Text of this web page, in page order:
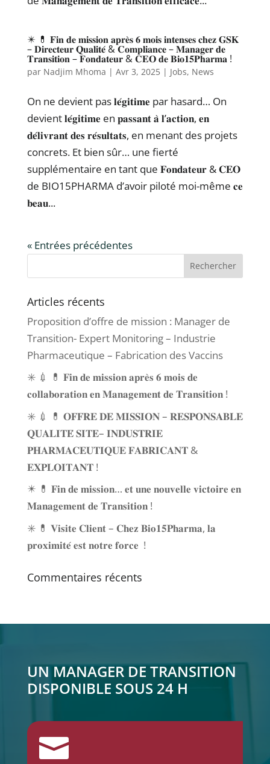
✴️ 💊 𝐅𝐢𝐧 𝐝𝐞 𝐦𝐢𝐬𝐬𝐢𝐨𝐧 𝐚𝐩𝐫𝐞̀𝐬 𝟔 𝐦𝐨𝐢𝐬 𝐢𝐧𝐭𝐞𝐧𝐬𝐞𝐬 𝐜𝐡𝐞𝐳 𝐆𝐒𝐊
– 𝐃𝐢𝐫𝐞𝐜𝐭𝐞𝐮𝐫 𝐐𝐮𝐚𝐥𝐢𝐭𝐞́ & 𝐂𝐨𝐦𝐩𝐥𝐢𝐚𝐧𝐜𝐞 – 𝐌𝐚𝐧𝐚𝐠𝐞𝐫 𝐝𝐞
𝐓𝐫𝐚𝐧𝐬𝐢𝐭𝐢𝐨𝐧 – 𝐅𝐨𝐧𝐝𝐚𝐭𝐞𝐮𝐫 & 𝐂𝐄𝐎 𝐝𝐞 𝐁𝐢𝐨𝟏𝟓𝐏𝐡𝐚𝐫𝐦𝐚 !
par Nadjim Mhoma | Avr 3, 2025| Jobs, News
On ne devient pas 𝐥𝐞́𝐠𝐢𝐭𝐢𝐦𝐞 par hasard… On
devient 𝐥𝐞́𝐠𝐢𝐭𝐢𝐦𝐞 en 𝐩𝐚𝐬𝐬𝐚𝐧𝐭 𝐚̀ 𝐥’𝐚𝐜𝐭𝐢𝐨𝐧, 𝐞𝐧
𝐝𝐞́𝐥𝐢𝐯𝐫𝐚𝐧𝐭 𝐝𝐞𝐬 𝐫𝐞́𝐬𝐮𝐥𝐭𝐚𝐭𝐬, en menant des projets
concrets. Et bien sûr… une fierté
supplémentaire en tant que 𝐅𝐨𝐧𝐝𝐚𝐭𝐞𝐮𝐫 & 𝐂𝐄𝐎
de BIO15PHARMA d’avoir piloté moi-même 𝐜𝐞
𝐛𝐞𝐚𝐮...
« Entrées précédentes
Articles récents
Proposition d’offre de mission : Manager de
Transition- Expert Monitoring – Industrie
Pharmaceutique – Fabrication des Vaccins
✳️ 💉 💊 𝐅𝐢𝐧 𝐝𝐞 𝐦𝐢𝐬𝐬𝐢𝐨𝐧 𝐚𝐩𝐫𝐞̀𝐬 𝟔 𝐦𝐨𝐢𝐬 𝐝𝐞
𝐜𝐨𝐥𝐥𝐚𝐛𝐨𝐫𝐚𝐭𝐢𝐨𝐧 𝐞𝐧 𝐌𝐚𝐧𝐚𝐠𝐞𝐦𝐞𝐧𝐭 𝐝𝐞 𝐓𝐫𝐚𝐧𝐬𝐢𝐭𝐢𝐨𝐧 !
✳️ 💉 💊 𝐎𝐅𝐅𝐑𝐄 𝐃𝐄 𝐌𝐈𝐒𝐒𝐈𝐎𝐍 – 𝐑𝐄𝐒𝐏𝐎𝐍𝐒𝐀𝐁𝐋𝐄
𝐐𝐔𝐀𝐋𝐈𝐓𝐄́ 𝐒𝐈𝐓𝐄– 𝐈𝐍𝐃𝐔𝐒𝐓𝐑𝐈𝐄
𝐏𝐇𝐀𝐑𝐌𝐀𝐂𝐄𝐔𝐓𝐈𝐐𝐔𝐄 𝐅𝐀𝐁𝐑𝐈𝐂𝐀𝐍𝐓 &
𝐄𝐗𝐏𝐋𝐎𝐈𝐓𝐀𝐍𝐓 !
✴️ 💊 𝐅𝐢𝐧 𝐝𝐞 𝐦𝐢𝐬𝐬𝐢𝐨𝐧… 𝐞𝐭 𝐮𝐧𝐞 𝐧𝐨𝐮𝐯𝐞𝐥𝐥𝐞 𝐯𝐢𝐜𝐭𝐨𝐢𝐫𝐞 𝐞𝐧
𝐌𝐚𝐧𝐚𝐠𝐞𝐦𝐞𝐧𝐭 𝐝𝐞 𝐓𝐫𝐚𝐧𝐬𝐢𝐭𝐢𝐨𝐧 !
✳️ 💊 𝐕𝐢𝐬𝐢𝐭𝐞 𝐂𝐥𝐢𝐞𝐧𝐭 – 𝐂𝐡𝐞𝐳 𝐁𝐢𝐨𝟏𝟓𝐏𝐡𝐚𝐫𝐦𝐚, 𝐥𝐚
𝐩𝐫𝐨𝐱𝐢𝐦𝐢𝐭𝐞́ 𝐞𝐬𝐭 𝐧𝐨𝐭𝐫𝐞 𝐟𝐨𝐫𝐜𝐞 !
Commentaires récents
UN MANAGER DE TRANSITION
DISPONIBLE SOUS 24 H
